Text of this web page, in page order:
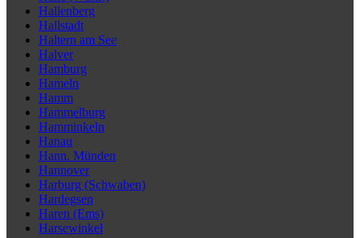
Hallenberg
Hallstadt
Haltern am See
Halver
Hamburg
Hameln
Hamm
Hammelburg
Hamminkeln
Hanau
Hann. Münden
Hannover
Harburg (Schwaben)
Hardegsen
Haren (Ems)
Harsewinkel